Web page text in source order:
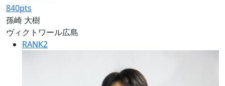
840pts
孫崎 大樹
ヴィクトワール広島
RANK2